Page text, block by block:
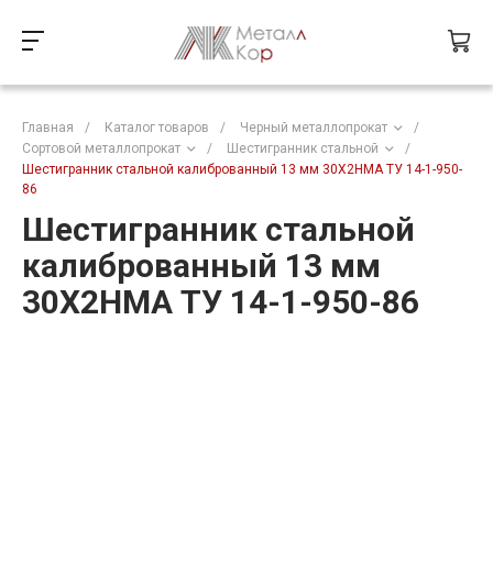
Главная / Каталог товаров / Черный металлопрокат
/
Сортовой металлопрокат
/ Шестигранник стальной
/
Шестигранник стальной калиброванный 13 мм 30Х2НМА ТУ 14-1-950-
86
Шестигранник стальной
калиброванный 13 мм
30Х2НМА ТУ 14-1-950-86